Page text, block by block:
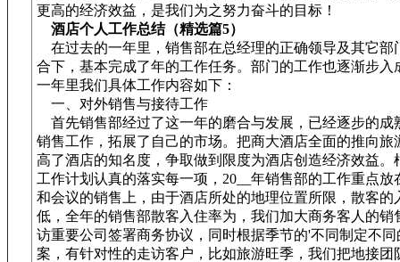
更高的经济效益，是我们为之努力奋斗的目标！
酒店个人工作总结（精选篇5）
在过去的一年里，销售部在总经理的正确领导及其它部
合下，基本完成了年的工作任务。部门的工作也逐渐步入
一年里我们具体工作内容如下：
一、对外销售与接待工作
首先销售部经过了这一年的磨合与发展，已经逐步的成
销售工作，拓展了自己的市场。把商大酒店全面的推向旅
高了酒店的知名度，争取做到限度为酒店创造经济效益。
工作计划认真的落实每一项，20__年销售部的工作重点放
和会议的销售上，由于酒店所处的地理位置所限，散客的
低，全年的销售部散客入住率为，我们加大商务客人的销
访重要公司签署商务协议，同时根据季节的'不同制定不
案，有针对性的走访客户，比如旅游旺季，我们把地接团